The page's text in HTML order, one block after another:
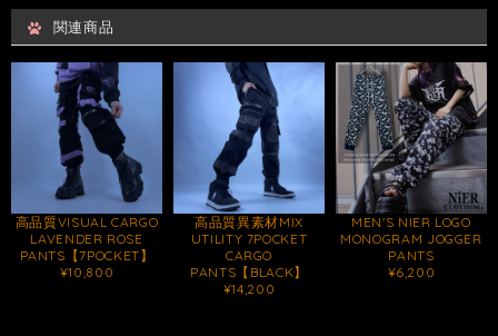
関連商品
高品質VISUAL CARGO
LAVENDER ROSE
PANTS【7POCKET】
¥10,800
高品質異素材MIX
UTILITY 7POCKET
CARGO
PANTS【BLACK】
¥14,200
MEN'S NIER LOGO
MONOGRAM JOGGER
PANTS
¥6,200